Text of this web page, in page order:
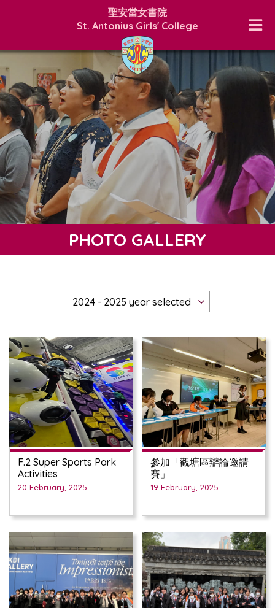
聖安當女書院
St. Antonius Girls' College
PHOTO GALLERY
F.2 Super Sports Park
Activities
20 February, 2025
參加「觀塘區辯論邀請
賽」
19 February, 2025